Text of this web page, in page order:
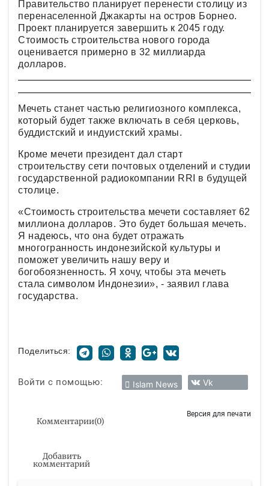
Правительство планирует перенести столицу из
перенаселенной Джакарты на остров Борнео.
Проект планируется завершить к 2045 году.
Стоимость строительства нового города
оценивается примерно в 32 миллиарда
долларов.
Мечеть станет частью религиозного комплекса,
который будет также включать в себя церковь,
буддистский и индуистский храмы.
Кроме мечети президент дал старт
строительству сети почтовых отделений и студии
государственной радиокомпании RRI в будущей
столице.
«Стоимость строительства мечети составляет 62
миллиона долларов. Это будет большая мечеть.
Я надеюсь, что она будет отражать
многогранность индонезийской культуры и
поможет увеличить нашу веру и
богобоязненность. Я хочу, чтобы эта мечеть
стала символом Индонезии», - заявил глава
государства.
Поделиться:
Войти с помощью: Islam News Vk
Комментарии(0)
Версия для печати
Добавить
комментарий